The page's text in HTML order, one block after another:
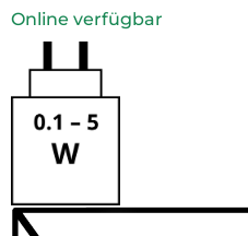
Online verfügbar